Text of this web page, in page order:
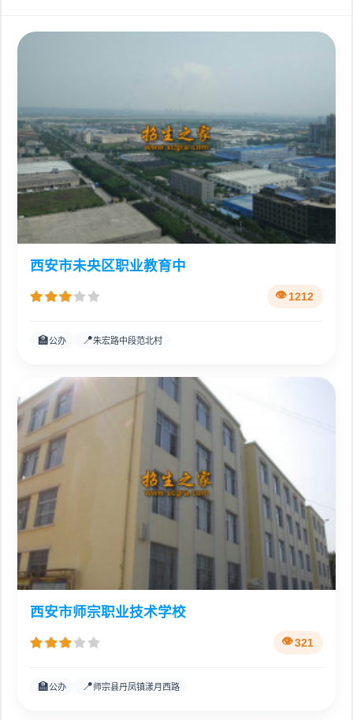
西安市未央区职业教育中
1212
🏫公办 📍朱宏路中段范北村
西安市师宗职业技术学校
321
🏫公办 📍师宗县丹凤镇漾月西路